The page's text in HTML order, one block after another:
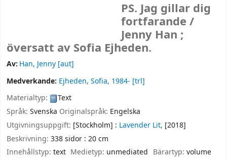
PS. Jag gillar dig
fortfarande /
Jenny Han ;
översatt av Sofia Ejheden.
Av: Han, Jenny [aut]
Medverkande: Ejheden, Sofia, 1984- [trl]
Materialtyp:
Text
Språk: Svenska Originalspråk: Engelska
Utgivningsuppgift: [Stockholm] : Lavender Lit, [2018]
Beskrivning: 338 sidor : 20 cm
Innehållstyp: text Medietyp: unmediated Bärartyp: volume